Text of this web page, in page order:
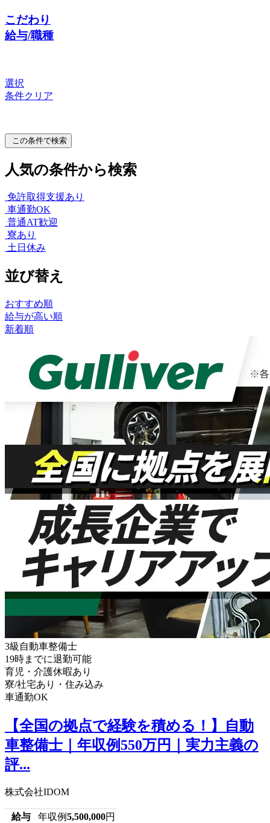
こだわり
給与/職種
選択
条件クリア
この条件で検索
人気の条件から検索
免許取得支援あり
車通勤OK
普通AT歓迎
寮あり
土日休み
並び替え
おすすめ順
給与が高い順
新着順
3級自動車整備士
19時までに退勤可能
育児・介護休暇あり
寮/社宅あり・住み込み
車通勤OK
【全国の拠点で経験を積める！】自動
車整備士｜年収例550万円｜実力主義の
評...
株式会社IDOM
給与 年収例5,500,000円